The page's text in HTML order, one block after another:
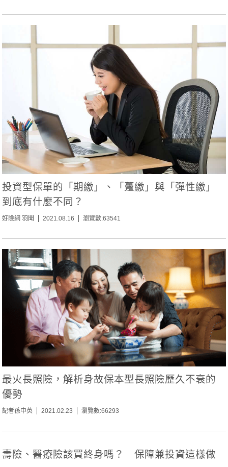
投資型保單的「期繳」、「躉繳」與「彈性繳」
到底有什麼不同？
好險網 羽聞 2021.08.16 瀏覽數:63541
最火長照險，解析身故保本型長照險歷久不衰的
優勢
記者孫中英 2021.02.23 瀏覽數:66293
壽險、醫療險該買終身嗎？ 保障兼投資這樣做